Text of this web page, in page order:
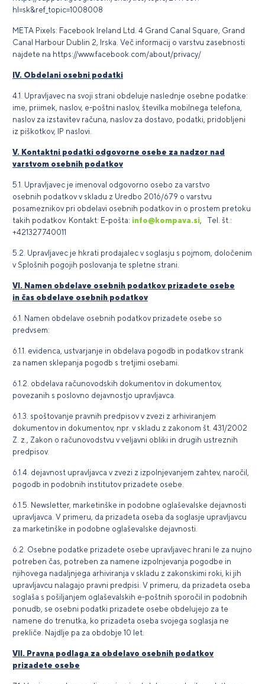
hl=sk&ref_topic=1008008
META Pixels: Facebook Ireland Ltd. 4 Grand Canal Square, Grand
Canal Harbour Dublin 2, Irska. Več informacij o varstvu zasebnosti
najdete na https://www.facebook.com/about/privacy/
IV. Obdelani osebni podatki
4.1. Upravljavec na svoji strani obdeluje naslednje osebne podatke:
ime, priimek, naslov, e-poštni naslov, številka mobilnega telefona,
naslov za izstavitev računa, naslov za dostavo, podatki, pridobljeni
iz piškotkov, IP naslovi.
V. Kontaktni podatki odgovorne osebe za nadzor nad
varstvom osebnih podatkov
5.1. Upravljavec je imenoval odgovorno osebo za varstvo
osebnih podatkov v skladu z Uredbo 2016/679 o varstvu
posameznikov pri obdelavi osebnih podatkov in o prostem pretoku
takih podatkov. Kontakt: E-pošta: info@kompava.si, Tel. št.:
+421327740011
5.2. Upravljavec je hkrati prodajalec v soglasju s pojmom, določenim
v Splošnih pogojih poslovanja te spletne strani.
VI. Namen obdelave osebnih podatkov prizadete osebe
in čas obdelave osebnih podatkov
6.1. Namen obdelave osebnih podatkov prizadete osebe so
predvsem:
6.1.1. evidenca, ustvarjanje in obdelava pogodb in podatkov strank
za namen sklepanja pogodb s tretjimi osebami.
6.1.2. obdelava računovodskih dokumentov in dokumentov,
povezanih s poslovno dejavnostjo upravljavca.
6.1.3. spoštovanje pravnih predpisov v zvezi z arhiviranjem
dokumentov in dokumentov, npr. v skladu z zakonom št. 431/2002
Z. z., Zakon o računovodstvu v veljavni obliki in drugih ustreznih
predpisov.
6.1.4. dejavnost upravljavca v zvezi z izpolnjevanjem zahtev, naročil,
pogodb in podobnih institutov prizadete osebe.
6.1.5. Newsletter, marketinške in podobne oglaševalske dejavnosti
upravljavca. V primeru, da prizadeta oseba da soglasje upravljavcu
za marketinške in podobne oglaševalske dejavnosti.
6.2. Osebne podatke prizadete osebe upravljavec hrani le za nujno
potreben čas, potreben za namene izpolnjevanja pogodbe in
njihovega nadaljnjega arhiviranja v skladu z zakonskimi roki, ki jih
upravljavcu nalagajo pravni predpisi. V primeru, da prizadeta oseba
soglaša s pošiljanjem oglaševalskih e-poštnih sporočil in podobnih
ponudb, se osebni podatki prizadete osebe obdelujejo za te
namene do trenutka, ko prizadeta oseba svojega soglasja ne
prekliče. Najdlje pa za obdobje 10 let.
VII. Pravna podlaga za obdelavo osebnih podatkov
prizadete osebe